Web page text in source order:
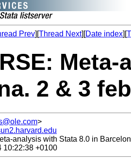
Prev][Thread Next][Date index][
2 & 3
>
analysis with Stata 8.0 in
10:22:38 +0100